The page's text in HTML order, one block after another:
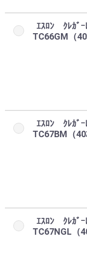
ｴｽﾛﾝ ｸﾚｶﾞ
TC66GM（40
ｴｽﾛﾝ ｸﾚｶﾞｰ
TC67BM（40
ｴｽﾛﾝ ｸﾚｶﾞｰ
TC67NGL（